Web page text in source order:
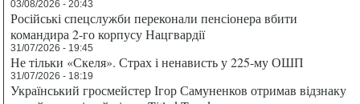
03/08/2026 - 20:43
Російські спецслужби переконали пенсіонера вбити
командира 2-го корпусу Нацгвардії
31/07/2026 - 19:45
Не тільки «Скеля». Страх і ненависть у 225-му ОШП
31/07/2026 - 18:19
Український гросмейстер Ігор Самуненков отримав відзнаку